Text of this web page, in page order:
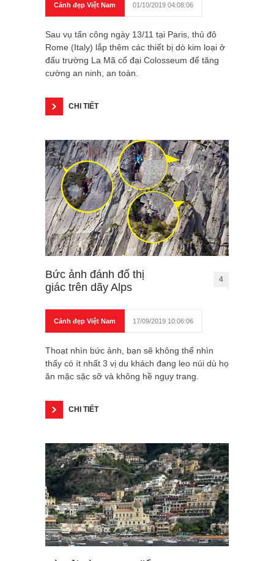
Cảnh đẹp Việt Nam 01/10/2019 04:08:06
Sau vụ tấn công ngày 13/11 tại Paris, thủ đô
Rome (Italy) lắp thêm các thiết bị dò kim loại ở
đấu trường La Mã cổ đại Colosseum để tăng
cường an ninh, an toàn.
CHI TIẾT
Bức ảnh đánh đố thị
giác trên dãy Alps
4
Cảnh đẹp Việt Nam 17/09/2019 10:06:06
Thoạt nhìn bức ảnh, bạn sẽ không thể nhìn
thấy có ít nhất 3 vị du khách đang leo núi dù họ
ăn mặc sặc sỡ và không hề ngụy trang.
CHI TIẾT